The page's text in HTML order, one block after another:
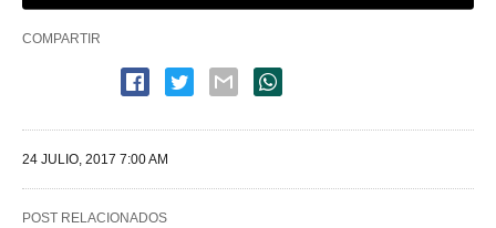
COMPARTIR
24 JULIO, 2017 7:00 AM
POST RELACIONADOS